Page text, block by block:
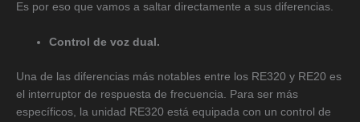
Es por eso que vamos a saltar directamente a sus diferencias.
Control de voz dual.
Una de las diferencias más notables entre los RE320 y RE20 es
el interruptor de respuesta de frecuencia. Para ser más
específicos, la unidad RE320 está equipada con un control de